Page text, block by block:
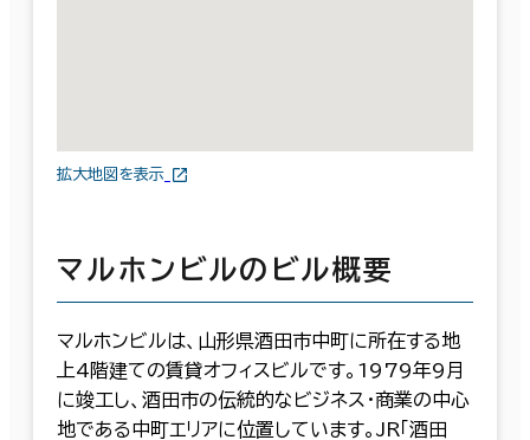
拡大地図を表示
マルホンビルのビル概要
マルホンビルは、山形県酒田市中町に所在する地
上4階建ての賃貸オフィスビルです。1979年9月
に竣工し、酒田市の伝統的なビジネス・商業の中心
地である中町エリアに位置しています。JR「酒田